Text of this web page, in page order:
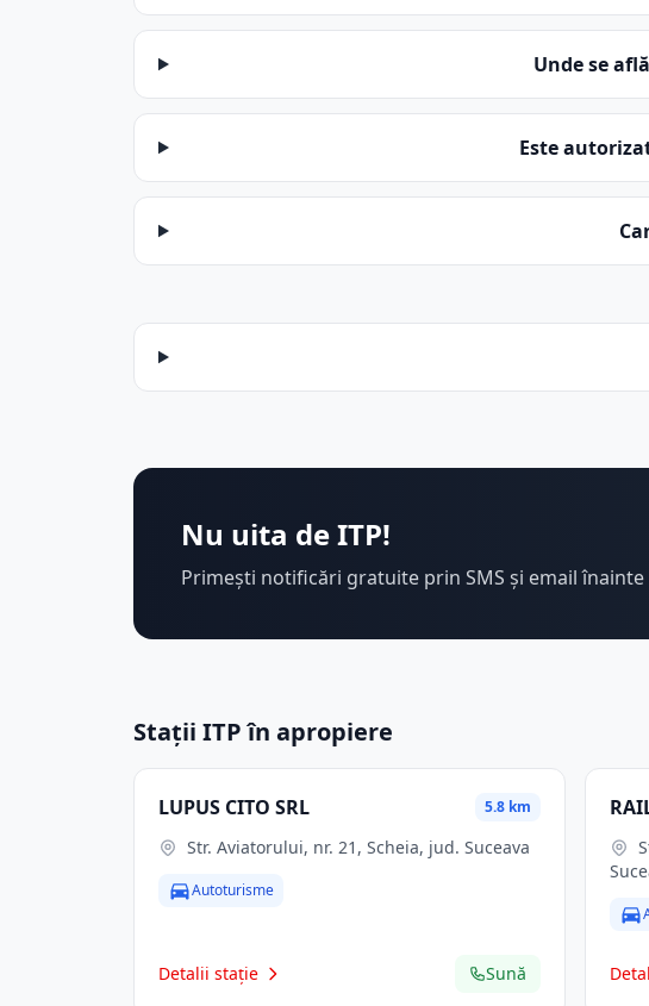
Unde se
Este
Nu uita de ITP!
Primești notificări gratuite prin SMS și email înainte
Stații ITP în apropiere
LUPUS CITO SRL 5.8 km
Str. Aviatorului, nr. 21, Scheia, jud. Suceava
Autoturisme
Detalii stație Sună